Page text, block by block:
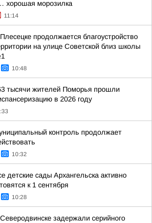
хорошая морозилка
11:14
продолжается благоустройство
на улице Советской близ школы
10:48
тысячи жителей Поморья прошли
в 2026 году
контроль продолжает
10:32
детские сады Архангельска активно
к 1 сентября
10:28
задержали серийного